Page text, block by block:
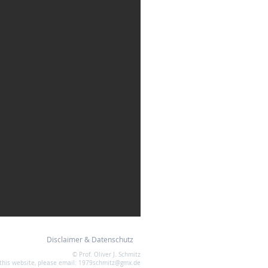
Disclaimer & Datenschutz
© Prof. Oliver J. Schmitz
website, please email: 1979schmitz@gmx.de